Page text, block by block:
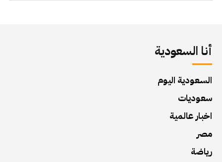
أنا السعودية
السعودية اليوم
سعوديات
اخبار عالمية
مصر
رياضة